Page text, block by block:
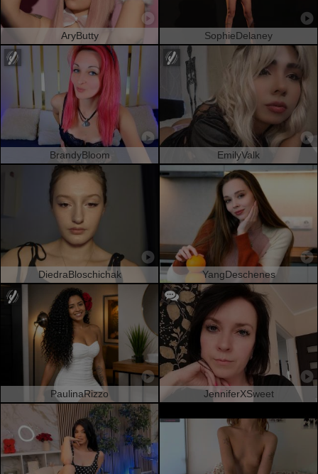
AryButty SophieDelaney
BrandyBloom EmilyValk
DiedraBloschichak YangDeschenes
PaulinaRizzo JenniferXSweet